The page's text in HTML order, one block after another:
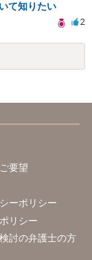
て知りたい
2
要望
ーポリシー
リシー
討の弁護士の方